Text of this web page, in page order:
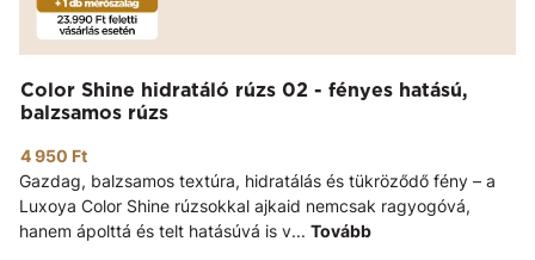
Color Shine hidratáló rúzs 02 - fényes hatású,
balzsamos rúzs
4 950 Ft
Gazdag, balzsamos textúra, hidratálás és tükröződő fény – a
Luxoya Color Shine rúzsokkal ajkaid nemcsak ragyogóvá,
hanem ápolttá és telt hatásúvá is v... Tovább